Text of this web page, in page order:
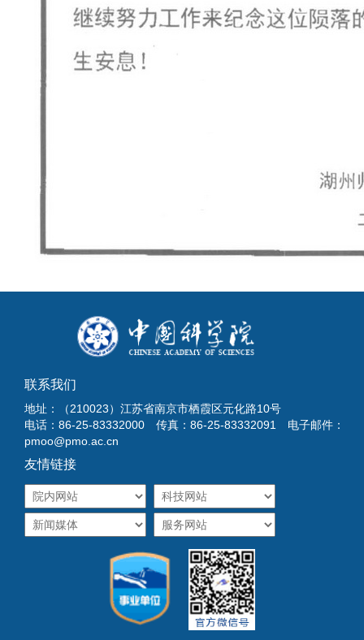
联系我们
地址：（210023）江苏省南京市栖霞区元化路10号
电话：86-25-83332000 传真：86-25-83332091 电子邮件：
pmoo@pmo.ac.cn
友情链接